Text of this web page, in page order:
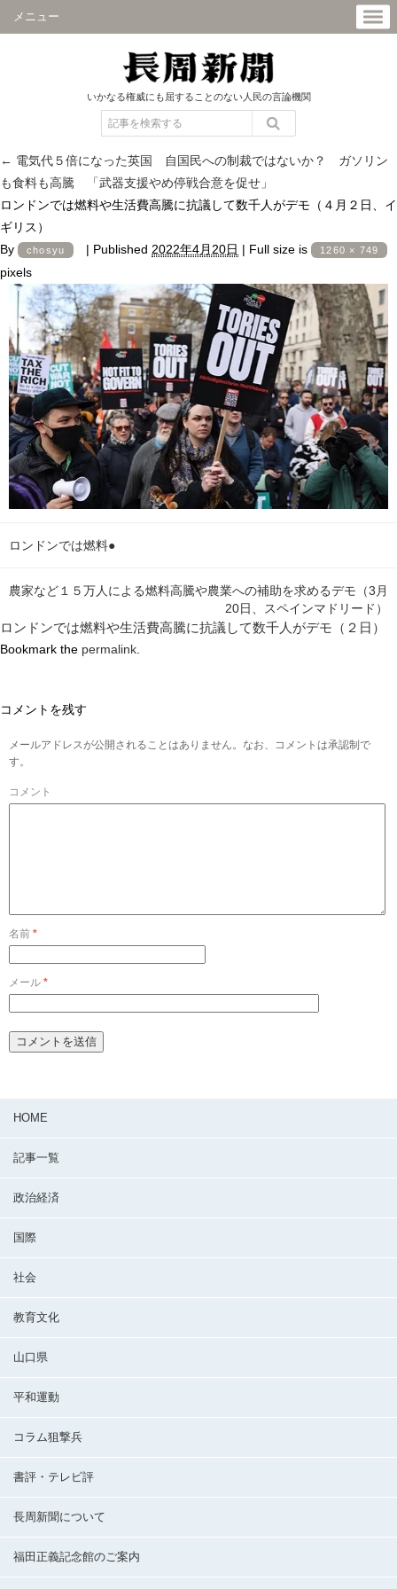
メニュー
いかなる権威にも屈することのない人民の言論機関
← 電気代５倍になった英国 自国民への制裁ではないか？ ガソリン
も食料も高騰 「武器支援やめ停戦合意を促せ」
ロンドンでは燃料や生活費高騰に抗議して数千人がデモ（４月２日、イ
ギリス）
By
chosyu | Published 2022年4月20日 | Full size is 1260 × 749
pixels
ロンドンでは燃料●
農家など１５万人による燃料高騰や農業への補助を求めるデモ（3月
20日、スペインマドリード）
ロンドンでは燃料や生活費高騰に抗議して数千人がデモ（２日）
Bookmark the permalink
コメントを残す
メールアドレスが公開されることはありません。なお、コメントは承認制で
す。
コメント
名前 *
メール *
HOME
記事一覧
政治経済
国際
社会
教育文化
山口県
平和運動
コラム狙撃兵
書評・テレビ評
長周新聞について
福田正義記念館のご案内